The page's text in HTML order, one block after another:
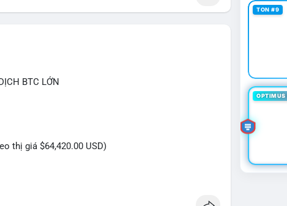
BTC LỚN
thị giá $64,420.00 USD)
trên giao dịch này: Khối lượng 9.608 BTC, tương
TON #9
OPTIMUS